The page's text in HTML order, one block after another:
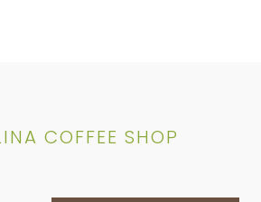
COFFEE SHOP